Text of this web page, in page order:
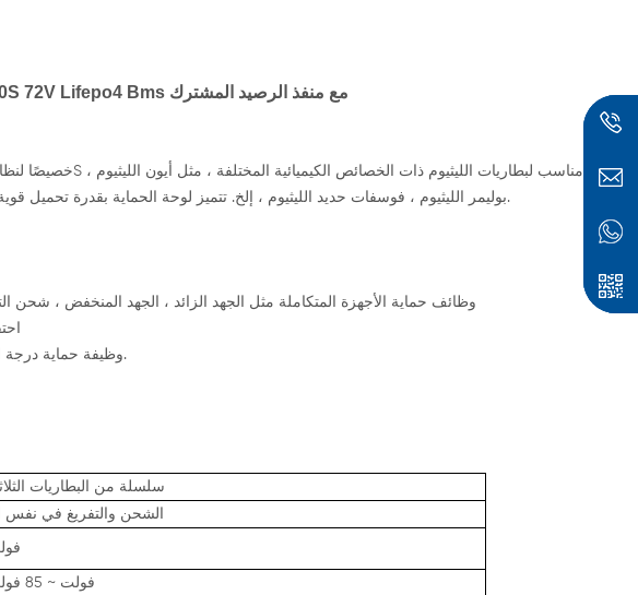
4S 250A 20S 72V Lifepo4 Bms مع منفذ الرصيد المشترك
بوليمر الليثيوم ، فوسفات حديد الليثيوم ، إلخ. تتميز لوحة الحماية بقدرة تحميل قوية ، ويمكن أن يصل تيار التفريغ المستمر إلى 300 أمبير.
2) وظائف حماية الأجهزة المتكاملة مثل الجهد الزائد ، الجهد المنخفض ، شحن
3)
4) وظيفة حماية درجة الحرارة المنخفضة للشحن محجوزة (غير مستخدمة).
20 سلسلة من البطاريات
الشحن والتفريغ في نفس
84
55 فولت ~ 85 فولت